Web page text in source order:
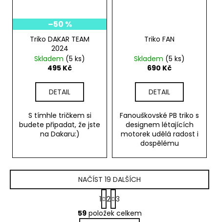
–50 %
Triko DAKAR TEAM
2024
Skladem (5 ks)
495 Kč
DETAIL
S tímhle tričkem si
budete připadat, že jste
na Dakaru:)
Triko FAN
Skladem (5 ks)
690 Kč
DETAIL
Fanouškovské PB triko s
designem létajících
motorek udělá radost i
dospělému
O
v
NAČÍST 19 DALŠÍCH
S
t
r
1 2 3
59položek celkem